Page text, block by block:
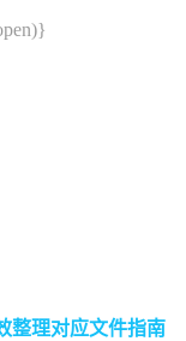
整理对应文件指南